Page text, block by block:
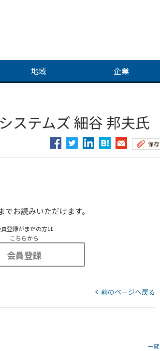
地域 企業
ステムズ 細谷 邦夫氏
保存
お読みいただけます。
登録がまだの方は
こちらから
会員登録
前のページへ戻る
一覧